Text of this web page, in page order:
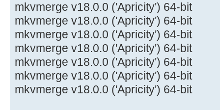
mkvmerge v18.0.0 ('Apricity') 64-bit
mkvmerge v18.0.0 ('Apricity') 64-bit
mkvmerge v18.0.0 ('Apricity') 64-bit
mkvmerge v18.0.0 ('Apricity') 64-bit
mkvmerge v18.0.0 ('Apricity') 64-bit
mkvmerge v18.0.0 ('Apricity') 64-bit
mkvmerge v18.0.0 ('Apricity') 64-bit